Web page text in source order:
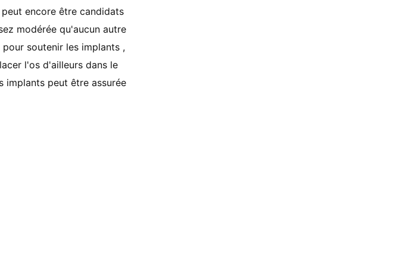
encore être candidats
modérée qu'aucun autre
soutenir les implants ,
l'os d'ailleurs dans le
implants peut être assurée